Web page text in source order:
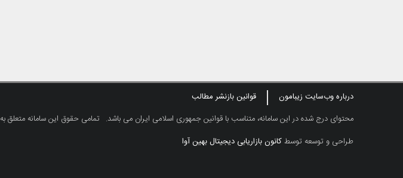
درباره وب‌سایت زیبامون
قوانین بازنشر مطالب
محتوای درج شده در این سامانه، متناسب با قوانین جمهوری اسلامی ایران می باشد. تمامی حقوق این سامانه متعلق به
طراحی و توسعه توسطکانون بازاریابی دیجیتال بهین آوا